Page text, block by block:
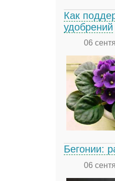
Как
удобрений
06
Бегонии:
06